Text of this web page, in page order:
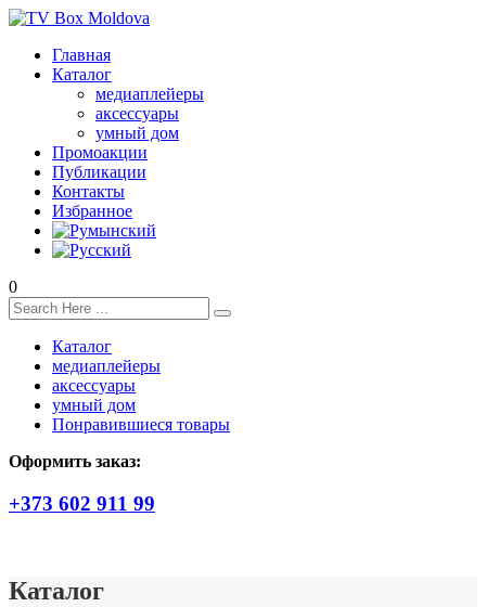
Главная
Каталог
медиаплейеры
аксессуары
умный дом
Промоакции
Публикации
Контакты
Избранное
0
Каталог
медиаплейеры
аксессуары
умный дом
Понравившиеся товары
Оформить заказ:
+373 602 911 99
Каталог